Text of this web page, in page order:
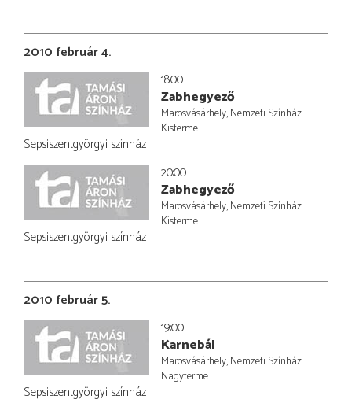
2010 február 4.
18:00
Zabhegyező
Marosvásárhely, Nemzeti Színház
Kisterme
Sepsiszentgyörgyi színház
20:00
Zabhegyező
Marosvásárhely, Nemzeti Színház
Kisterme
Sepsiszentgyörgyi színház
2010 február 5.
19:00
Karnebál
Marosvásárhely, Nemzeti Színház
Nagyterme
Sepsiszentgyörgyi színház